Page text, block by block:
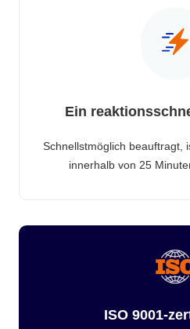
Ein
Schnellstmöglich beauftragt,
innerhalb von 25
ISO 9001-